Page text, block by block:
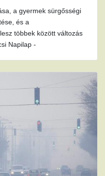
a gyermek sürgősségi
és a
többek között változás
Napilap -